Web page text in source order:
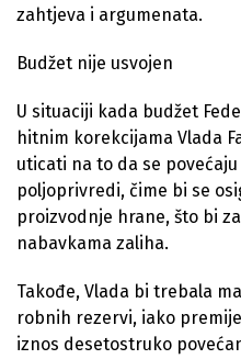
zahtjeva i argumenata.
Budžet nije usvojen
U situaciji kada budžet
hitnim korekcijama Vlada
uticati na to da se
poljoprivredi, čime bi se
proizvodnje hrane, što bi
nabavkama zaliha.
Takođe, Vlada bi trebala
robnih rezervi, iako
iznos desetostruko